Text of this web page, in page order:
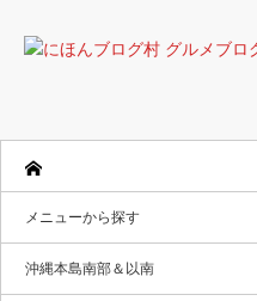
メニューから探す
沖縄本島南部＆以南